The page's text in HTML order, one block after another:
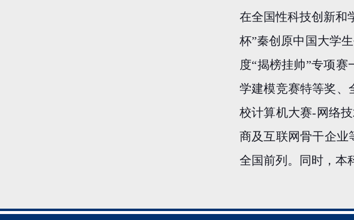
在全国性科技创新和
杯”秦创原中国大学
度“揭榜挂帅”专项
学建模竞赛特等奖、
校计算机大赛-网络
商及互联网骨干企业
全国前列。同时，本